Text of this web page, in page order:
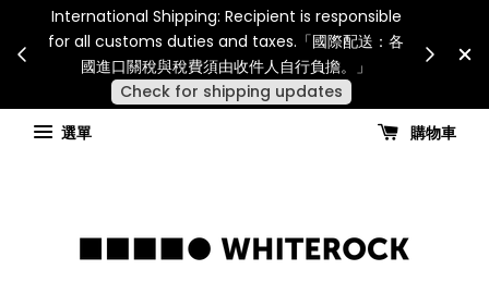
諒
International Shipping: Recipient is responsible
for all customs duties and taxes.「國際配送：各
國進口關稅與稅費須由收件人自行負擔。」
Check for shipping updates
選單 購物車